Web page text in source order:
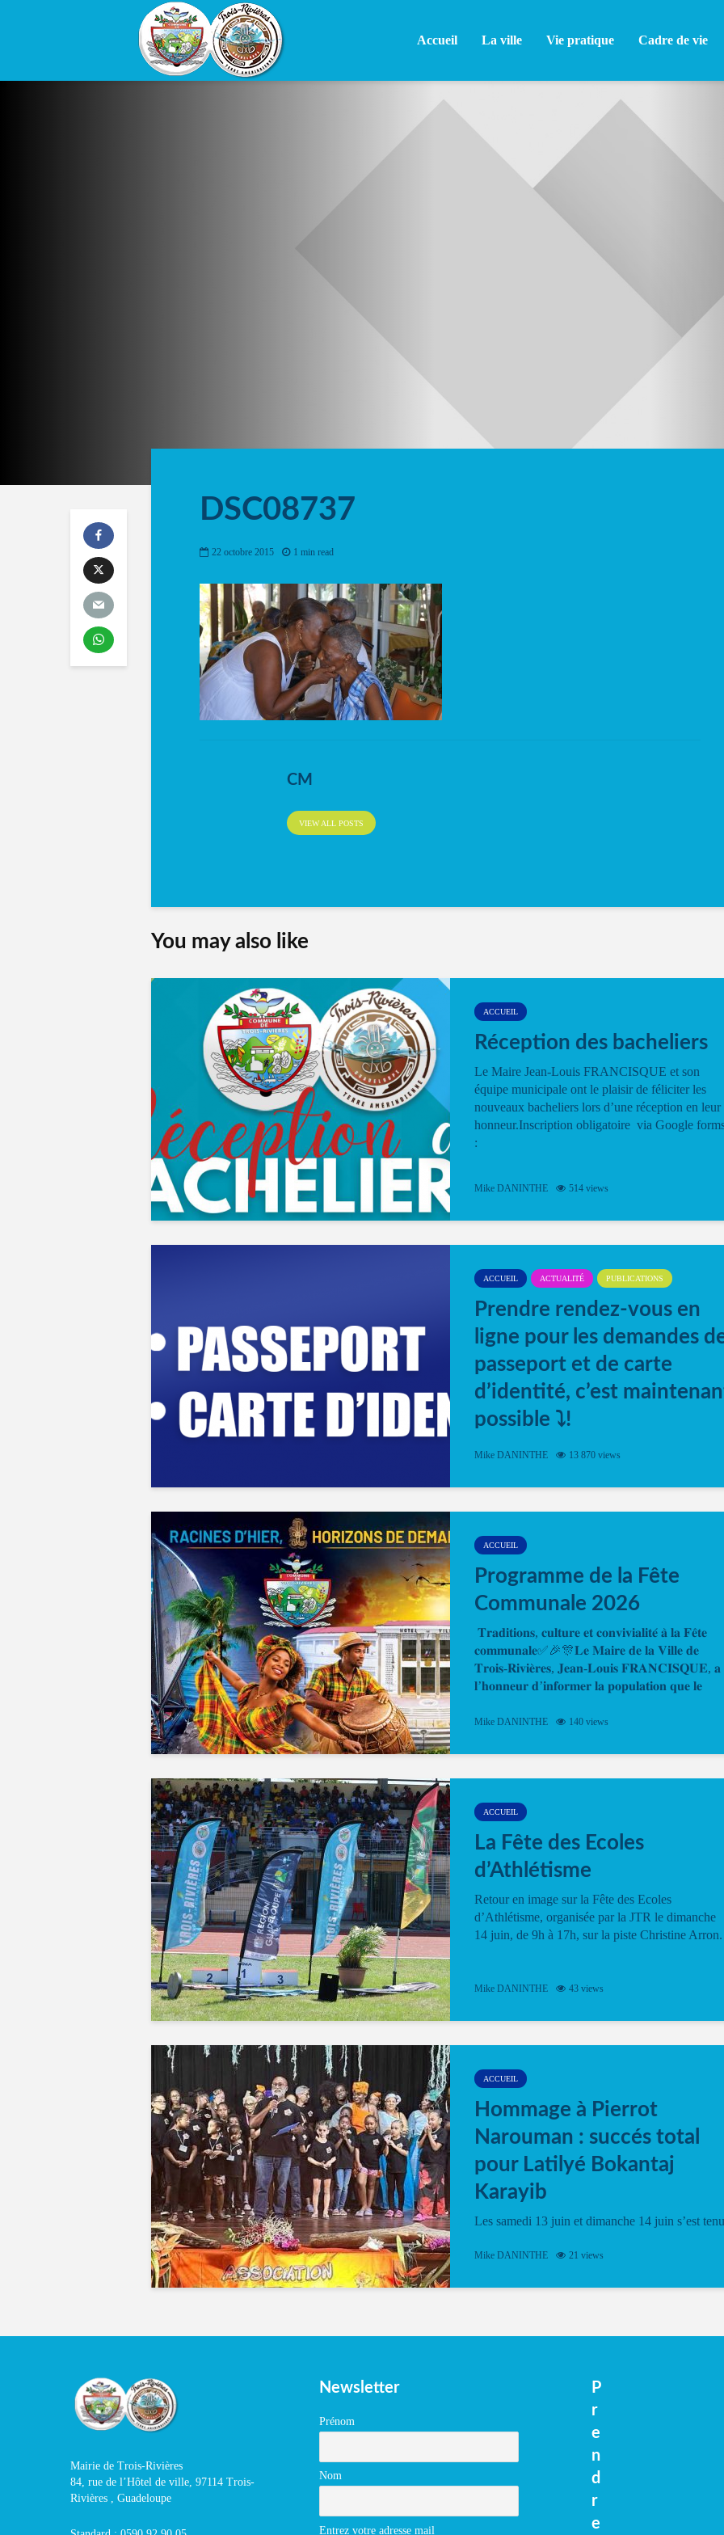
Accueil La ville Vie pratique Cadre de vie
DSC08737
22 octobre 2015 1 min read
CM
VIEW ALL POSTS
You may also like
ACCUEIL
Réception des bacheliers
Le Maire Jean-Louis FRANCISQUE et son
équipe municipale ont le plaisir de féliciter les
nouveaux bacheliers lors d’une réception en leur
honneur.Inscription obligatoire via Google
:
Mike DANINTHE 514 views
ACCUEIL ACTUALITÉ PUBLICATIONS
Prendre rendez-vous en
ligne pour les demandes
passeport et de carte
d’identité, c’est
possible ⤵️!
Désormais, il est possible de prendre rendez-
Mike DANINTHE 13 870 views
ACCUEIL
Programme de la Fête
Communale 2026
𝐓𝐫𝐚𝐝𝐢𝐭𝐢𝐨𝐧𝐬, 𝐜𝐮𝐥𝐭𝐮𝐫𝐞 𝐞𝐭 𝐜𝐨𝐧𝐯𝐢𝐯𝐢𝐚𝐥𝐢𝐭𝐞́ 𝐚̀ 𝐥𝐚 𝐅𝐞̂𝐭𝐞
𝐜𝐨𝐦𝐦𝐮𝐧𝐚𝐥𝐞✅🎉🎊𝐋𝐞 𝐌𝐚𝐢𝐫𝐞 𝐝𝐞 𝐥𝐚 𝐕𝐢𝐥𝐥𝐞 𝐝𝐞
𝐓𝐫𝐨𝐢𝐬-𝐑𝐢𝐯𝐢𝐞̀𝐫𝐞𝐬, 𝐉𝐞𝐚𝐧-𝐋𝐨𝐮𝐢𝐬 𝐅𝐑𝐀𝐍𝐂𝐈𝐒𝐐𝐔𝐄, 𝐚
𝐥’𝐡𝐨𝐧𝐧𝐞𝐮𝐫 𝐝’𝐢𝐧𝐟𝐨𝐫𝐦𝐞𝐫 𝐥𝐚 𝐩𝐨𝐩𝐮𝐥𝐚𝐭𝐢𝐨𝐧 𝐪𝐮𝐞 𝐥𝐞
Mike DANINTHE 140 views
ACCUEIL
La Fête des Ecoles
d’Athlétisme
Retour en image sur la Fête des Ecoles
d’Athlétisme, organisée par la JTR le dimanche
14 juin, de 9h à 17h, sur la piste Christine Arron.
Mike DANINTHE 43 views
ACCUEIL
Hommage à Pierrot
Narouman : succés total
pour Latilyé Bokantaj
Karayib
Les samedi 13 juin et dimanche 14 juin s’est tenu
vibrant à Pierrot Narouman, organisé par
spectacle de fin d’année, présenté à la salle...
Mike DANINTHE 21 views
Mairie de Trois-Rivières
84, rue de l’Hôtel de ville, 97114 Trois-
Rivières , Guadeloupe
Newsletter
Prénom
Nom
Entrez votre adresse mail
P
r
e
n
d
r
e